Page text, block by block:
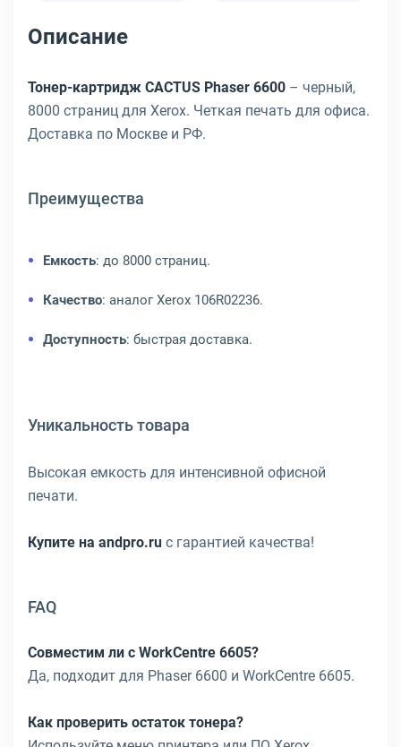
Описание
Тонер-картридж CACTUS Phaser 6600 – черный,
8000 страниц для Xerox. Четкая печать для офиса.
Доставка по Москве и РФ.
Преимущества
Емкость: до 8000 страниц.
Качество: аналог Xerox 106R02236.
Доступность: быстрая доставка.
Уникальность товара
Высокая емкость для интенсивной офисной
печати.
Купите на andpro.ru с гарантией качества!
FAQ
Совместим ли с WorkCentre 6605?
Да, подходит для Phaser 6600 и WorkCentre 6605.
Как проверить остаток тонера?